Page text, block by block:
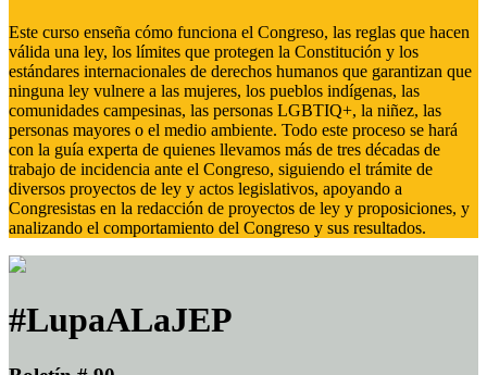
Este curso enseña cómo funciona el Congreso, las reglas que hacen
válida una ley, los límites que protegen la Constitución y los
estándares internacionales de derechos humanos que garantizan que
ninguna ley vulnere a las mujeres, los pueblos indígenas, las
comunidades campesinas, las personas LGBTIQ+, la niñez, las
personas mayores o el medio ambiente. Todo este proceso se hará
con la guía experta de quienes llevamos más de tres décadas de
trabajo de incidencia ante el Congreso, siguiendo el trámite de
diversos proyectos de ley y actos legislativos, apoyando a
Congresistas en la redacción de proyectos de ley y proposiciones, y
analizando el comportamiento del Congreso y sus resultados.
#LupaALaJEP